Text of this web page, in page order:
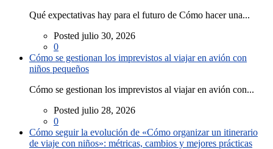
Qué expectativas hay para el futuro de Cómo hacer una...
Posted julio 30, 2026
0
Cómo se gestionan los imprevistos al viajar en avión con
niños pequeños
Cómo se gestionan los imprevistos al viajar en avión con...
Posted julio 28, 2026
0
Cómo seguir la evolución de «Cómo organizar un itinerario
de viaje con niños»: métricas, cambios y mejores prácticas